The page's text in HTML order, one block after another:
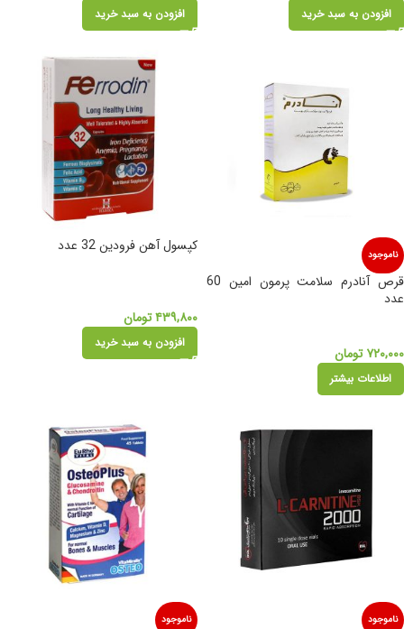
افزودن به سبد خرید افزودن به سبد خرید
ناموجود
قرص آنادرم سلامت پرمون امین 60
عدد
۷۲۰,۰۰۰ تومان
اطلاعات بیشتر
کپسول آهن فرودین 32 عدد
۴۳۹,۸۰۰تومان
افزودن به سبد خرید
ناموجود ناموجود